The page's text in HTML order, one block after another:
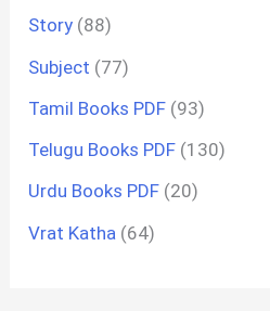
Story (88)
Subject (77)
Tamil Books PDF (93)
Telugu Books PDF (130)
Urdu Books PDF (20)
Vrat Katha (64)